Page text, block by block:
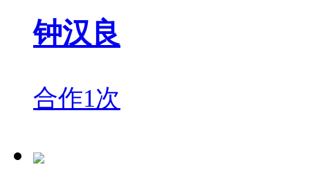
钟汉良
合作1次